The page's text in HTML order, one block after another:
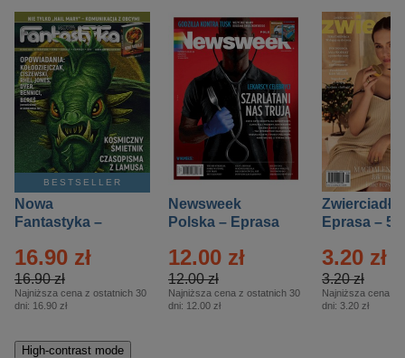
BESTSELLER
Nowa
Fantastyka –
16.90 zł
16.90 zł
Najniższa cena z ostatnich 30
dni: 16.90 zł
Newsweek
Polska – Eprasa
12.00 zł
12.00 zł
Najniższa cena z ostatnich 30
dni: 12.00 zł
Zwierciadło
Eprasa – 5/
3.20 zł
3.20 zł
Najniższa cena z
dni: 3.20 zł
High-contrast mode